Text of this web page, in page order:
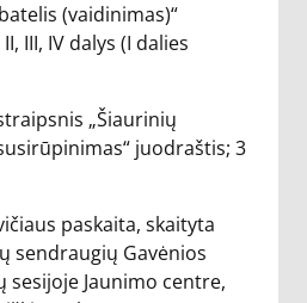
(vaidinimas)“
III, IV dalys (I dalies
„Šiaurinių
juodraštis; 3
paskaita, skaityta
sendraugių Gavėnios
Jaunimo centre,